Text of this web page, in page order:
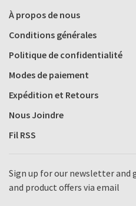
À propos de nous
Conditions générales
Politique de confidentialité
Modes de paiement
Expédition et Retours
Nous Joindre
Fil RSS
Sign up for our newsletter and
and product offers via email